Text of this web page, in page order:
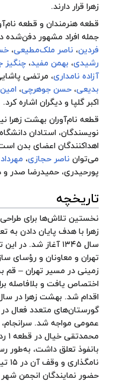
زهرا قرار دارند.
قطعه هنرمندان و قطعه
جمله افراد مشهور دفن‌شده
فردین، ناصر ملک‌مطیعی،
رشیدی، بهمن مفید، چنگیز
آزاده نامداری، مرتضی
بدیعی، حسن جوهرچی،
اکبر گلپا و دیگران اشاره کرد.
قطعه نام‌آوران بهشت زهرا
نویسندگان، استادان
اهداکنندگان اعضای بدن
می‌توان ناصر حجازی،
پورحیدری، حمیدرضا صدر و
تاریخچه
نخستین تلاش‌ها برای
زهرا با هدف پایان دادن به
سال ۱۳۴۵ آغاز شد.
تهران و معاونان و رؤسای
اختصاص یافت و بلافاصله
گورستان‌های متعدد فعال در
عمومی مواجه شد.
محمدتقی خیال در قطعه ۱ ردیف ۱ شماره ۱ که به خانواده‌ای
بانفوذ تعلق داشت، به‌طور
حضور نمایندگان انجمن